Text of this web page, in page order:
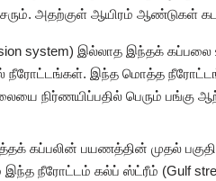
அதற்குள் ஆயிரம் ஆண்டுகள்
system) இல்லாத இந்தக்
இந்த மொத்த
நிர்ணயிப்பதில் பெரும் பங்கு
கப்பலின் பயணத்தின் முதல்
இந்த நீரோட்டம் கல்ப் ஸ்ட்ரீம் (Gulf